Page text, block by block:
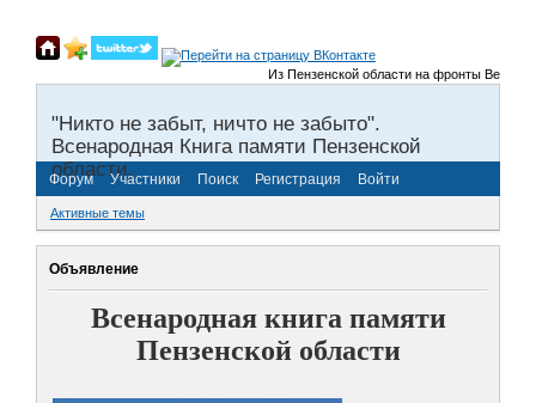
Из Пензенской области на фронты
"Никто не забыт, ничто не забыто".
Всенародная Книга памяти Пензенской
области.
Форум Участники Поиск Регистрация Войти
Активные темы
Объявление
Всенародная книга памяти
Пензенской области